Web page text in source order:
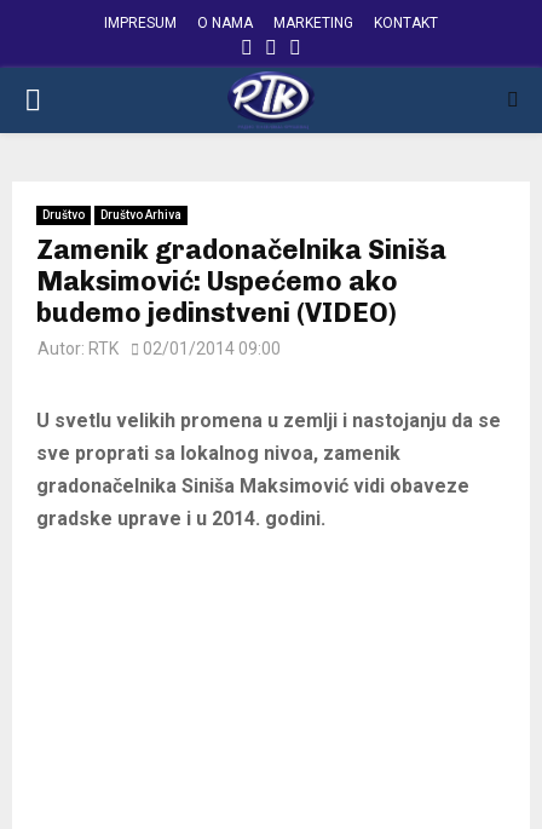
IMPRESUM O NAMA MARKETING KONTAKT
FACEBOOK
INSTAGRAM
PRIMARY
Društvo Društvo Arhiva
Zamenik gradonačelnika Siniša
Maksimović: Uspećemo ako
budemo jedinstveni (VIDEO)
Autor: RTK 02/01/2014 09:00
U svetlu velikih promena u zemlji i nastojanju da se
sve proprati sa lokalnog nivoa, zamenik
gradonačelnika Siniša Maksimović vidi obaveze
gradske uprave i u 2014. godini.